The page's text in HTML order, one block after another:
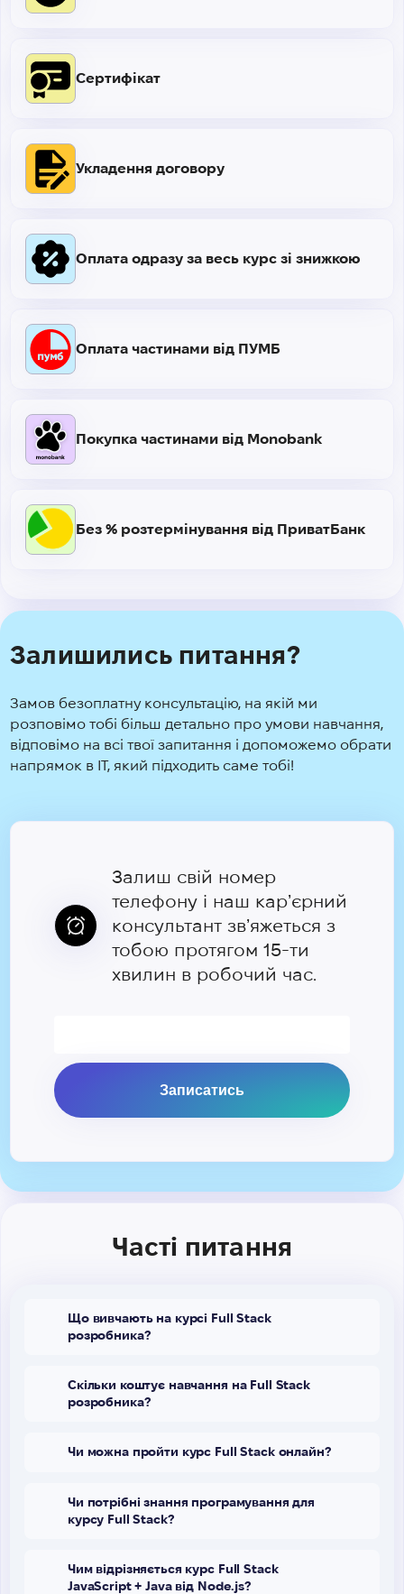
Сертифікат
Оплата частинами від ПУМБ
Укладення договору
Покупка частинами від Monobank
Оплата одразу за весь курс зі знижкою
Без % розтермінування від ПриватБанк
Залишились питання?
Замов безоплатну консультацію, на якій ми
розповімо тобі більш детально про умови навчання,
відповімо на всі твої запитання і допоможемо обрати
напрямок в IT, який підходить саме тобі!
Залиш свій номер
телефону і наш карʼєрний
консультант звʼяжеться з
тобою протягом 15-ти
хвилин в робочий час.
Часті питання
Що вивчають на курсі Full Stack
розробника?
Скільки коштує навчання на Full Stack
розробника?
Чи можна пройти курс Full Stack онлайн?
Чи потрібні знання програмування для
курсу Full Stack?
Чим відрізняється курс Full Stack
JavaScript + Java від Node.js?